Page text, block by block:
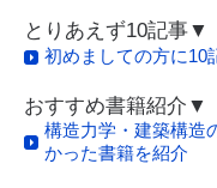
とりあえず10記事▼
初めましての方に10
おすすめ書籍紹介▼
構造力学・建築構造
かった書籍を紹介